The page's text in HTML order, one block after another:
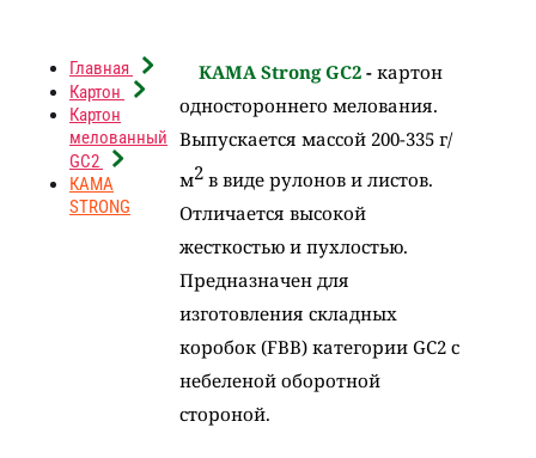
Главная
Картон
Картон
мелованный
GC2
КАМА
STRONG
КАМА Strong GC2 - картон
одностороннего мелования.
Выпускается массой 200-335 г/
м2 в виде рулонов и листов.
Отличается высокой
жесткостью и пухлостью.
Предназначен для
изготовления складных
коробок (FBB) категории GC2 с
небеленой оборотной
стороной.